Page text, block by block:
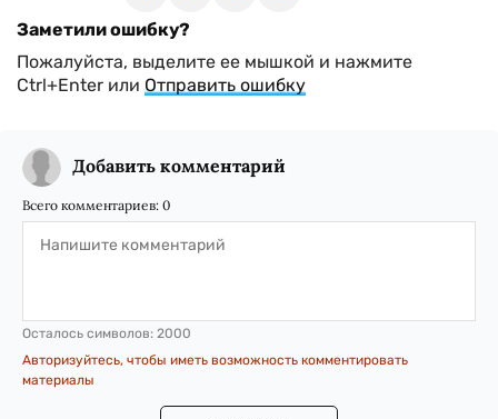
Заметили ошибку?
Пожалуйста, выделите ее мышкой и нажмите
Ctrl+Enter или Отправить ошибку
Добавить комментарий
Всего комментариев: 0
Осталось символов: 2000
Авторизуйтесь, чтобы иметь возможность комментировать
материалы